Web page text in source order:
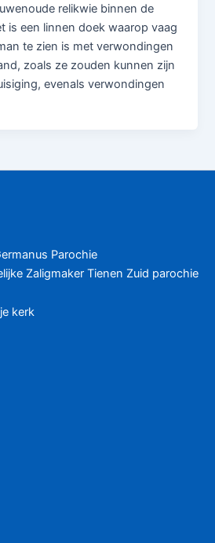
relikwie binnen de
is een linnen doek waarop vaag
te zien is met verwondingen
zoals ze zouden kunnen zijn
evenals verwondingen
Parochie
Zaligmaker Tienen Zuid parochie
kerk